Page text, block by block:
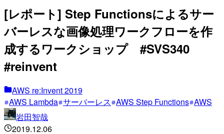
[レポート] Step Functionsによるサー
バーレスな画像処理ワークフローを作
成するワークショップ #SVS340
#reinvent
AWS re:Invent 2019
AWS Lambda サーバーレス AWS Step Functions AWS
岩田智哉
2019.12.06